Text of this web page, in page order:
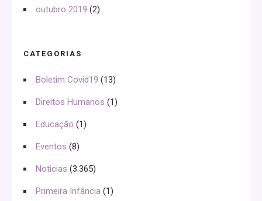
outubro 2019 (2)
CATEGORIAS
Boletim Covid19 (13)
Direitos Humanos (1)
Educação (1)
Eventos (8)
Noticias (3.365)
Primeira Infância (1)